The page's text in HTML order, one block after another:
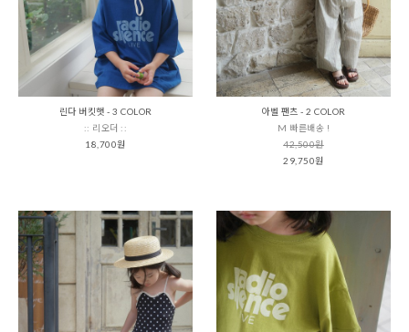
린다 버킷햇 - 3 COLOR
:: 리오더 ::
18,700원
아벨 팬츠 - 2 COLOR
M 빠른배송 !
42,500원
29,750원